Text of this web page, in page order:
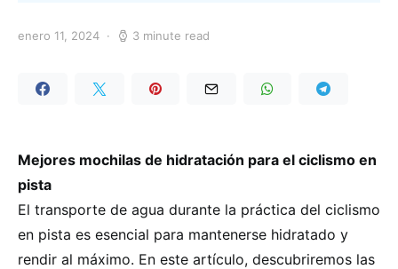
enero 11, 2024 3 minute read
Mejores mochilas de hidratación para el ciclismo en
pista
El transporte de agua durante la práctica del ciclismo
en pista es esencial para mantenerse hidratado y
rendir al máximo. En este artículo, descubriremos las